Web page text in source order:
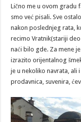
Lično me u ovom gradu
smo već pisali. Sve
nakon poslednjeg rata,
recimo Vratnik(stariji
naći bilo gde. Za mene
izrazito orijentalnog
je u nekoliko navrata, ali
prodavnica, suvenira,